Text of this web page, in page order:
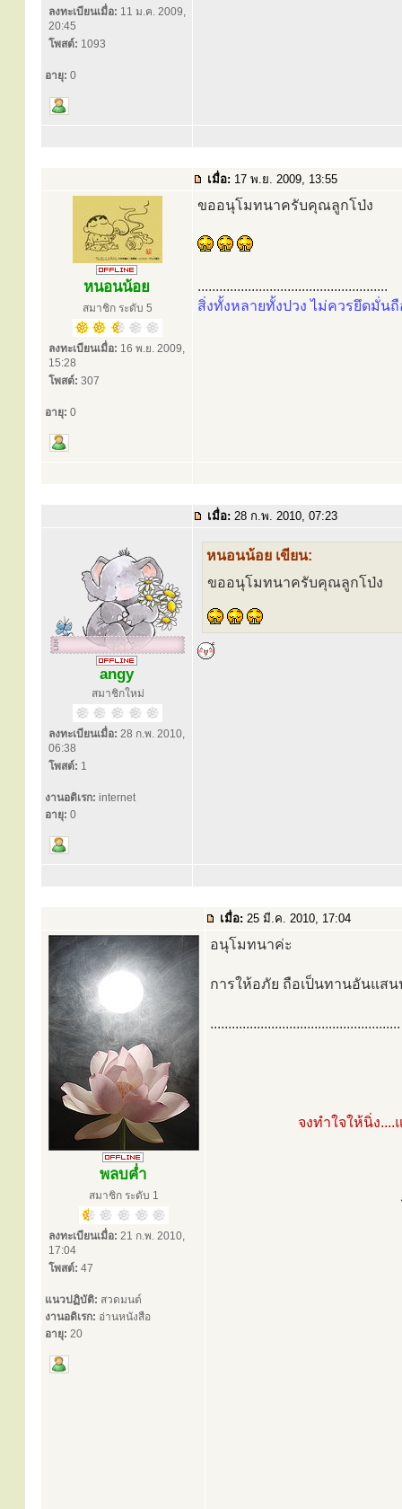
ลงทะเบียนเมื่อ: 11 ม.ค. 2009,
20:45
โพสต์: 1093
อายุ: 0
เมื่อ: 17 พ.ย. 2009, 13:55
หนอนน้อย
สมาชิก ระดับ 5
ลงทะเบียนเมื่อ: 16 พ.ย. 2009,
15:28
โพสต์: 307
อายุ: 0
ขออนุโมทนาครับคุณลูกโป่ง
.....................................................
สิ่งทั้งหลายทั้งปวง ไม่ควรยึดมั่น
เมื่อ: 28 ก.พ. 2010, 07:23
angy
สมาชิกใหม่
ลงทะเบียนเมื่อ: 28 ก.พ. 2010,
06:38
โพสต์: 1
งานอดิเรก: internet
อายุ: 0
หนอนน้อย เขียน:
ขออนุโมทนาครับคุณลูกโป่ง
เมื่อ: 25 มี.ค. 2010, 17:04
พลบค่ำ
สมาชิก ระดับ 1
ลงทะเบียนเมื่อ: 21 ก.พ. 2010,
17:04
โพสต์: 47
แนวปฏิบัติ: สวดมนต์
งานอดิเรก: อ่านหนังสือ
อายุ: 20
อนุโมทนาค่ะ
การให้อภัย ถือเป็นทานอันแสน
.....................................................
จงทำใจให้นิ่ง